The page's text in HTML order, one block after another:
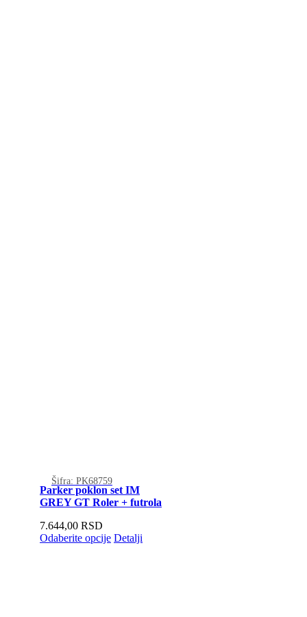
Šifra: PK68759
Parker poklon set IM
GREY GT Roler + futrola
7.644,00 RSD
Odaberite opcije Detalji